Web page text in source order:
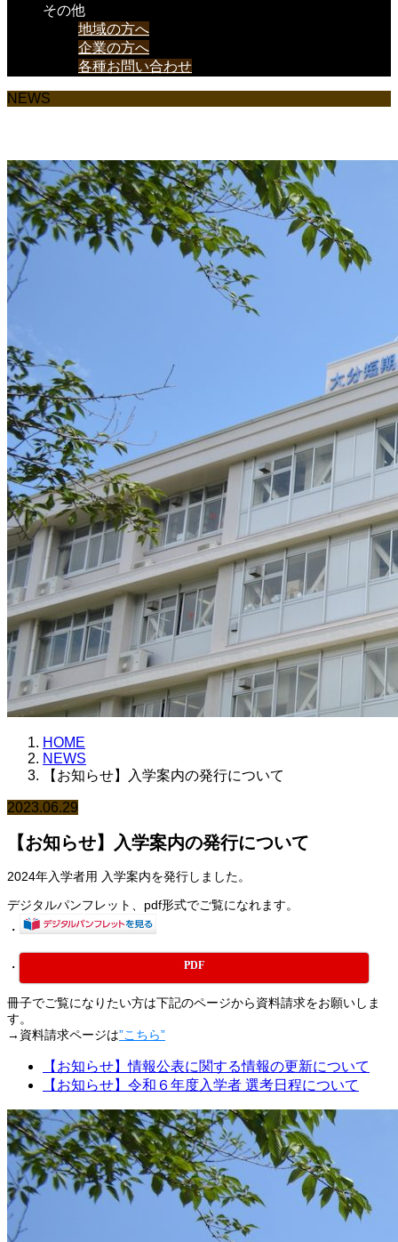
その他
地域の方へ
企業の方へ
各種お問い合わせ
NEWS
HOME
NEWS
【お知らせ】入学案内の発行について
2023.06.29
【お知らせ】入学案内の発行について
2024年入学者用 入学案内を発行しました。
デジタルパンフレット、pdf形式でご覧になれます。
・
・ PDF
冊子でご覧になりたい方は下記のページから資料請求をお願いしま
す。
→資料請求ページは”こちら”
【お知らせ】情報公表に関する情報の更新について
【お知らせ】令和６年度入学者 選考日程について